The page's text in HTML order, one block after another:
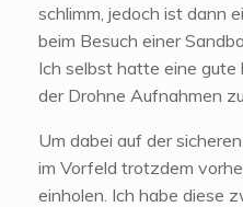
schlimm, jedoch ist dann
beim Besuch einer
Ich selbst hatte eine gute
der Drohne Aufnahmen
Um dabei auf der
im Vorfeld trotzdem
einholen. Ich habe diese